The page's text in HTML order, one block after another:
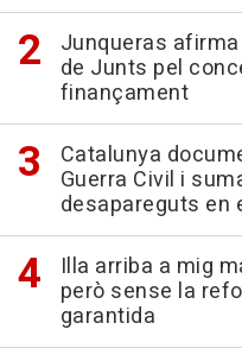
Junqueras
de Junts pel
finançament
Catalunya
Guerra Civil i
desapareguts en
Illa arriba a mig
però sense la
garantida